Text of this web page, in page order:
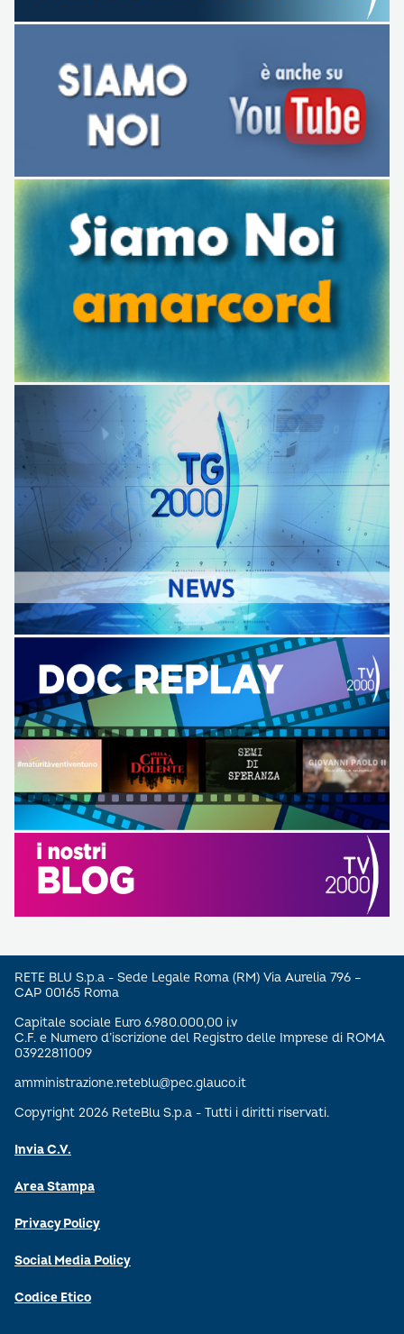
RETE BLU S.p.a - Sede Legale Roma (RM) Via Aurelia 796 –
CAP 00165 Roma
Capitale sociale Euro 6.980.000,00 i.v
C.F. e Numero d’iscrizione del Registro delle Imprese di ROMA
03922811009
amministrazione.reteblu@pec.glauco.it
Copyright 2026 ReteBlu S.p.a - Tutti i diritti riservati.
Invia C.V.
Area Stampa
Privacy Policy
Social Media Policy
Codice Etico